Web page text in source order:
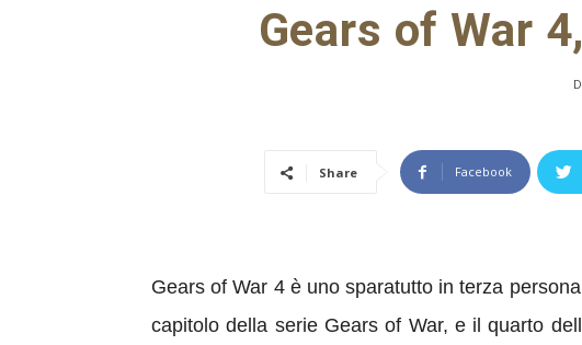
Gears of War
Share Facebook
Gears of War 4 è unosparatutto in terza
capitolo della serie Gears of War, e il quarto